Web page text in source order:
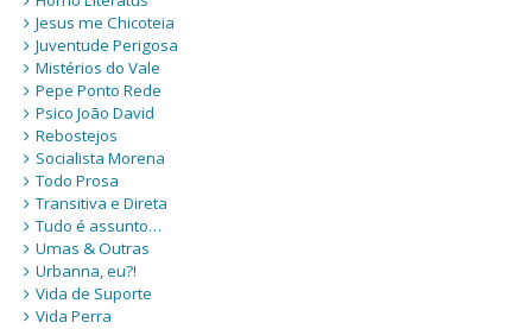
Jesus me Chicoteia
Juventude Perigosa
Mistérios do Vale
Pepe Ponto Rede
Psico João David
Rebostejos
Socialista Morena
Todo Prosa
Transitiva e Direta
Tudo é assunto…
Umas & Outras
Urbanna, eu?!
Vida de Suporte
Vida Perra